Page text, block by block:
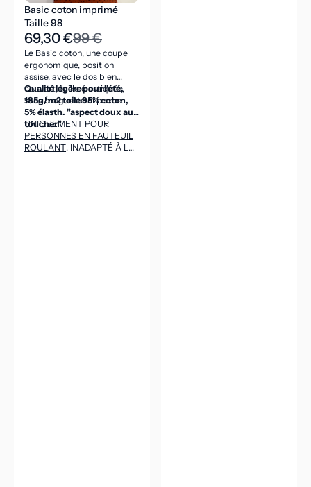
Basic coton imprimé
Taille 98
69,30 €99 €
Le Basic coton, une coupe
ergonomique, position
assise, avec le dos bien
couvert, taille élastiquée,
sans braguette ni poche.
Qualité légère pour l'été,
185g/m2 toile 95% coton,
5% élasth. "aspect doux au
toucher".
UNIQUEMENT POUR
PERSONNES EN FAUTEUIL
ROULANT, INADAPTÉ À LA